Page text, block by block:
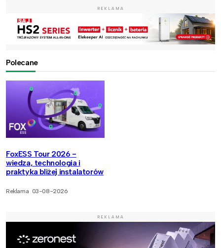
REKLAMA
Polecane
FoxESS Tour 2026 -
wiedza, technologia i
praktyka bliżej instalatorów
Reklama 03-08-2026
REKLAMA